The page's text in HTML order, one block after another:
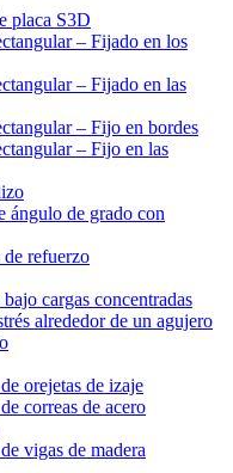
placa S3D
– Fijado en los
– Fijado en las
– Fijo en bordes
– Fijo en las
ángulo de grado con
refuerzo
cargas concentradas
alrededor de un agujero
orejetas de izaje
correas de acero
vigas de madera